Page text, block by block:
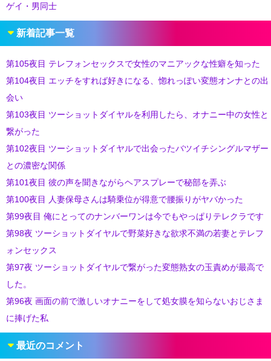
ゲイ・男同士
新着記事一覧
第105夜目 テレフォンセックスで女性のマニアックな性癖を知った
第104夜目 エッチをすれば好きになる、惚れっぽい変態オンナとの出
会い
第103夜目 ツーショットダイヤルを利用したら、オナニー中の女性と
繋がった
第102夜目 ツーショットダイヤルで出会ったバツイチシングルマザー
との濃密な関係
第101夜目 彼の声を聞きながらヘアスプレーで秘部を弄ぶ
第100夜目 人妻保母さんは騎乗位が得意で腰振りがヤバかった
第99夜目 俺にとってのナンバーワンは今でもやっぱりテレクラです
第98夜 ツーショットダイヤルで野菜好きな欲求不満の若妻とテレフ
ォンセックス
第97夜 ツーショットダイヤルで繋がった変態熟女の玉責めが最高で
した。
第96夜 画面の前で激しいオナニーをして処女膜を知らないおじさま
に捧げた私
最近のコメント